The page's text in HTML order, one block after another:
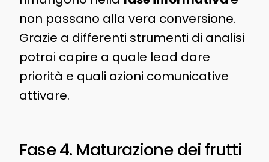
non passano alla vera conversione.
Grazie a differenti strumenti di analisi
potrai capire a quale lead dare
priorità e quali azioni comunicative
attivare.
Fase 4. Maturazione dei frutti